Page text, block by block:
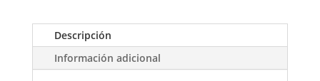
Descripción
Información adicional